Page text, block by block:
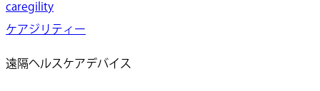
caregility
ケアジリティー
遠隔ヘルスケアデバイス